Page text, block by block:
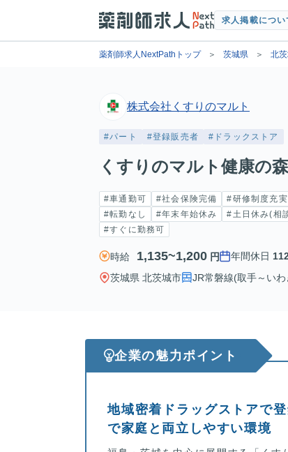
求人掲載につい
薬剤師求人NextPathトップ 茨城県 北
株式会社くすりのマルト
#パート #登録販売者 #ドラックストア
くすりのマルト健康の
#車通勤可 #社会保険完備 #研修制度充実
#転勤なし
#年末年始休み #土日休み(相
#すぐに勤務可
時給 1,135~1,200 円 年間休日
茨城県 北茨城市
JR常磐線(取手～い
企業の魅力ポイント
地域密着ドラッグストアで
で家庭と両立しやすい環境